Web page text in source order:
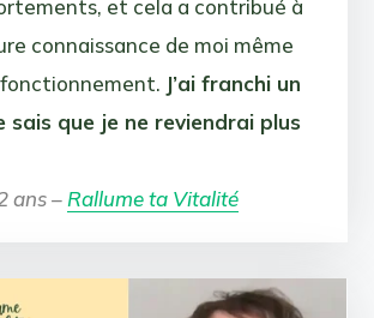
et cela a contribué à
connaissance de moi même
J’ai franchi un
sais que je ne reviendrai plus
ans – Rallume ta Vitalité